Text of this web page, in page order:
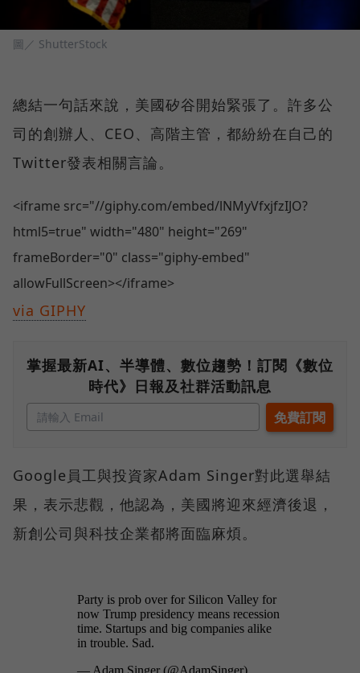
圖／ ShutterStock
總結一句話來說，美國矽谷開始緊張了。許多公
司的創辦人、CEO、高階主管，都紛紛在自己的
Twitter發表相關言論。
<iframe src="//giphy.com/embed/lNMyVfxjfzIJO?
html5=true" width="480" height="269"
frameBorder="0" class="giphy-embed"
allowFullScreen></iframe>
via GIPHY
掌握最新AI、半導體、數位趨勢！訂閱《數位
時代》日報及社群活動訊息
Google員工與投資家Adam Singer對此選舉結
果，表示悲觀，他認為，美國將迎來經濟後退，
新創公司與科技企業都將面臨麻煩。